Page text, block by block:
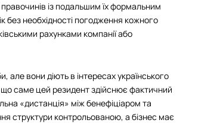
із подальшим їх формальним
без необхідності погодження кожного
рахунками компанії або
але вони діють в інтересах українського
саме цей резидент здійснює фактичний
«дистанція» між бенефіціаром та
структури контрольованою, а бізнес має